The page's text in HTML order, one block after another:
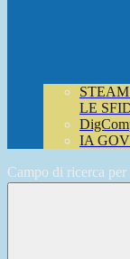
LE
IA
Campo di ricerca